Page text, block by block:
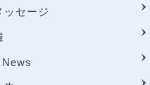
ッセージ